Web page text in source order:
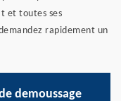
et toutes ses
rapidement un
demoussage